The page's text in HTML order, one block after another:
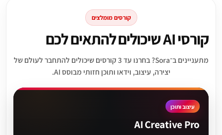
קורסים מומלצים
קורסי AI שיכולים להתאים לכם
מתעניינים ב־Sora? בחרנו עד 3 קורסים שיכולים להתחבר לעולם של
יצירה, עיצוב, וידאו ותוכן חזותי מבוסס AI.
עיצוב ותוכן
AI Creative Pro